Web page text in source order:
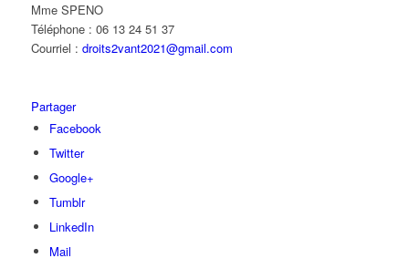
Mme SPENO
Téléphone : 06 13 24 51 37
Courriel : droits2vant2021@gmail.com
Partager
Facebook
Twitter
Google+
Tumblr
LinkedIn
Mail